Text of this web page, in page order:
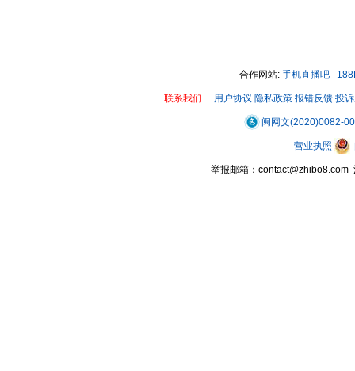
合作网站: 手机直播吧
联系我们 用户协议 隐私政策 报错反馈 投
闽网文(2020)0082-
营业执照
举报邮箱：